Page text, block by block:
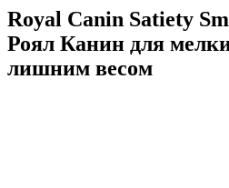
Royal Canin Satiety
Роял Канин для
лишним весом